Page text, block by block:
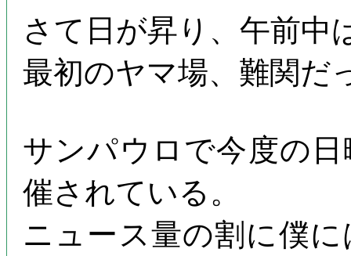
さて日が昇り、午前中
最初のヤマ場、難関だ
サンパウロで今度の
催されている。
ニュース量の割に僕